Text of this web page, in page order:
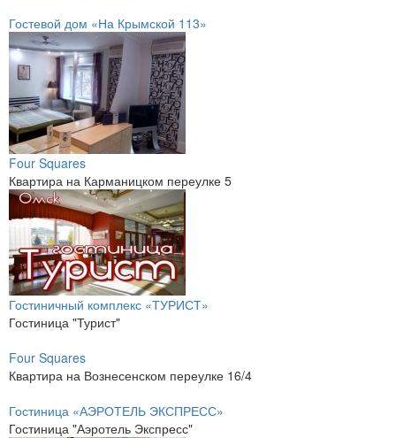
Гостевой дом «На Крымской 113»
Four Squares
Квартира на Карманицком переулке 5
Гостиничный комплекс «ТУРИСТ»
Гостиница "Турист"
Four Squares
Квартира на Вознесенском переулке 16/4
Гостиница «АЭРОТЕЛЬ ЭКСПРЕСС»
Гостиница "Аэротель Экспресс"